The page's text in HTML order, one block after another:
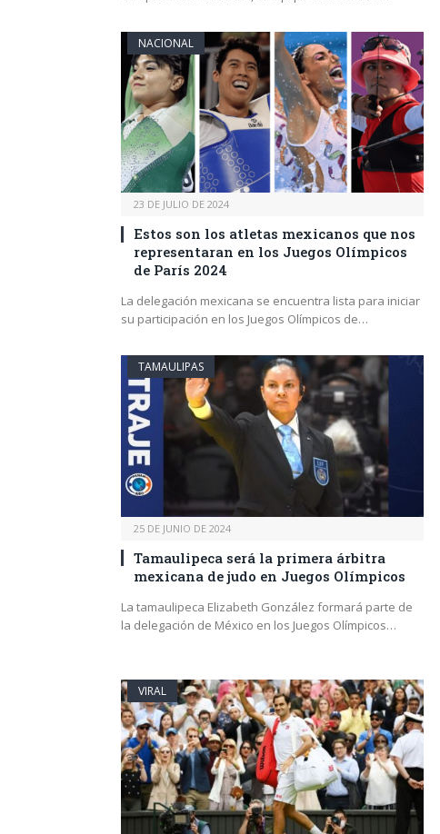
NACIONAL
23 DE JULIO DE 2024
Estos son los atletas mexicanos que nos
representaran en los Juegos Olímpicos
de París 2024
La delegación mexicana se encuentra lista para iniciar
su participación en los Juegos Olímpicos de…
TAMAULIPAS
25 DE JUNIO DE 2024
Tamaulipeca será la primera árbitra
mexicana de judo en Juegos Olímpicos
La tamaulipeca Elizabeth González formará parte de
la delegación de México en los Juegos Olímpicos…
VIRAL